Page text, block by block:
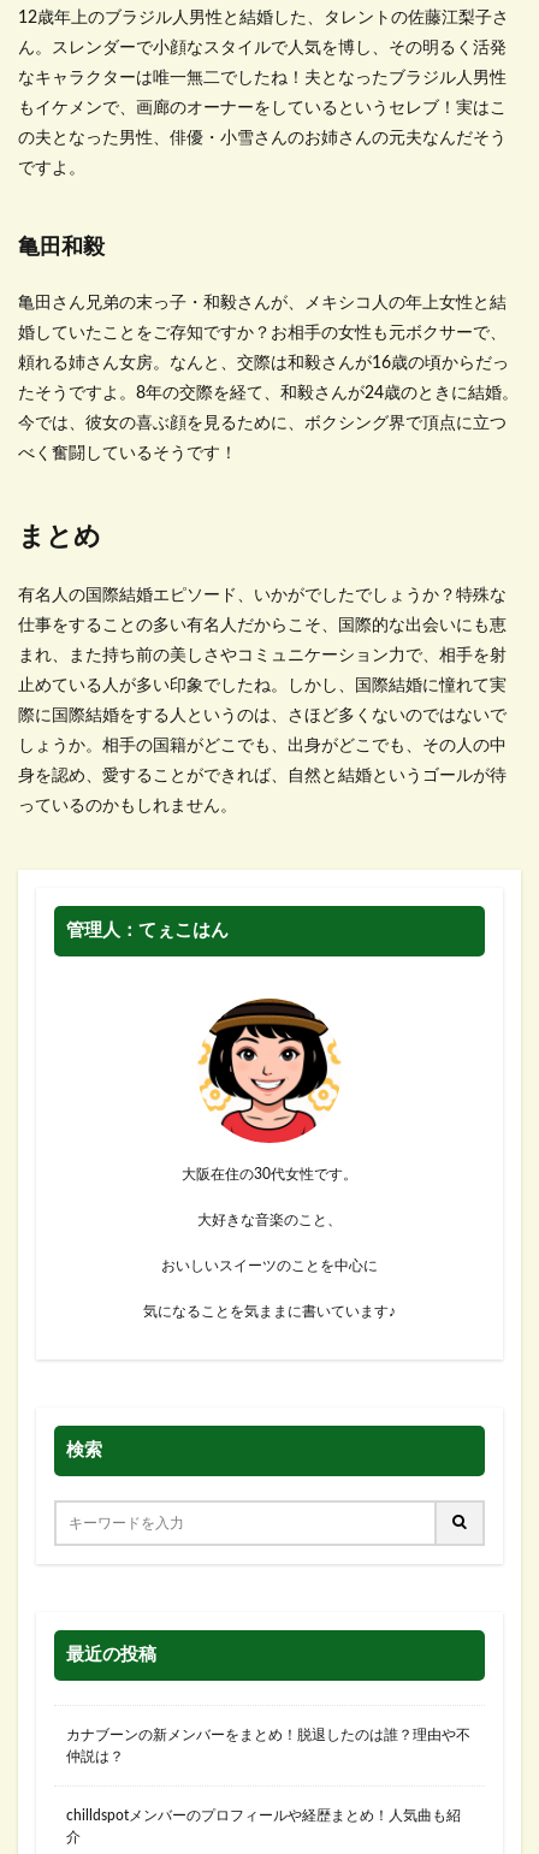
12歳年上のブラジル人男性と結婚した、タレントの佐藤江梨子さ
ん。スレンダーで小顔なスタイルで人気を博し、その明るく活発
なキャラクターは唯一無二でしたね！夫となったブラジル人男性
もイケメンで、画廊のオーナーをしているというセレブ！実はこ
の夫となった男性、俳優・小雪さんのお姉さんの元夫なんだそう
ですよ。
亀田和毅
亀田さん兄弟の末っ子・和毅さんが、メキシコ人の年上女性と結
婚していたことをご存知ですか？お相手の女性も元ボクサーで、
頼れる姉さん女房。なんと、交際は和毅さんが16歳の頃からだっ
たそうですよ。 8年の交際を経て、和毅さんが24歳のときに結婚。
今では、彼女の喜ぶ顔を見るために、ボクシング界で頂点に立つ
べく奮闘しているそうです！
まとめ
有名人の国際結婚エピソード、いかがでしたでしょうか？特殊な
仕事をすることの多い有名人だからこそ、国際的な出会いにも恵
まれ、また持ち前の美しさやコミュニケーション力で、相手を射
止めている人が多い印象でしたね。しかし、国際結婚に憧れて実
際に国際結婚をする人というのは、さほど多くないのではないで
しょうか。相手の国籍がどこでも、出身がどこでも、その人の中
身を認め、愛することができれば、自然と結婚というゴールが待
っているのかもしれません。
管理人：てぇこはん
大阪在住の30代女性です。
大好きな音楽のこと、
おいしいスイーツのことを中心に
気になることを気ままに書いています♪
検索
最近の投稿
カナブーンの新メンバーをまとめ！脱退したのは誰？理由や不
仲説は？
chilldspotメンバーのプロフィールや経歴まとめ！人気曲も紹
介